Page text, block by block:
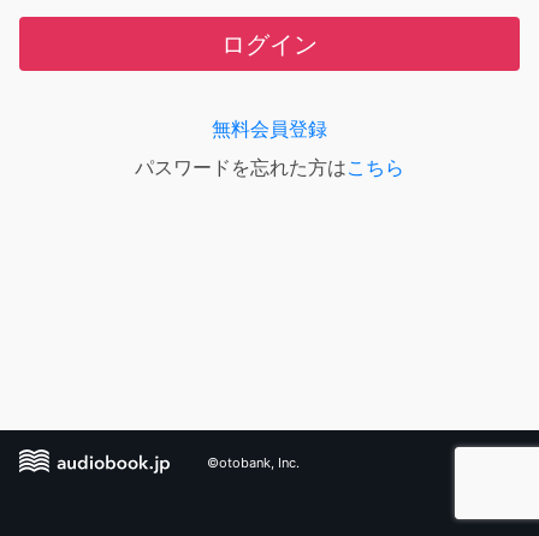
ログイン
無料会員登録
パスワードを忘れた方はこちら
©otobank, Inc.